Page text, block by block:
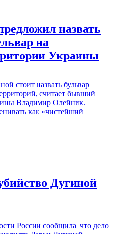
назвать
на
Украины
стоит назвать бульвар
считает бывший
Владимир Олейник.
как «чистейший
Дугиной
России сообщила, что дело